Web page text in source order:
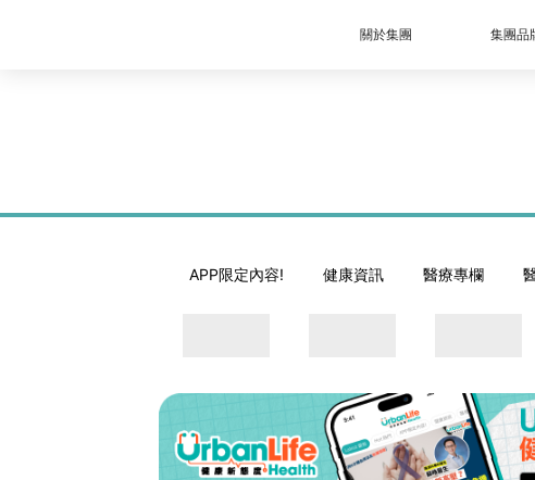
關於集團 集團品
APP限定內容! 健康資訊 醫療專欄